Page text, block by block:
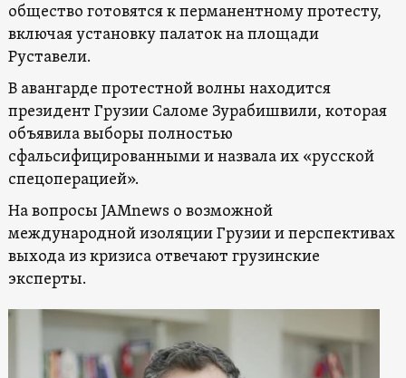
общество готовятся к перманентному протесту,
включая установку палаток на площади
Руставели.
В авангарде протестной волны находится
президент Грузии Саломе Зурабишвили, которая
объявила выборы полностью
сфальсифицированными и назвала их «русской
спецоперацией».
На вопросы JAMnews о возможной
международной изоляции Грузии и перспективах
выхода из кризиса отвечают грузинские
эксперты.